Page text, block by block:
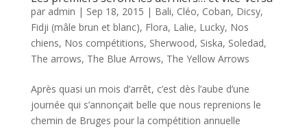
par admin | Sep 18, 2015 | Bali, Cléo, Coban, Dicsy,
Fidji (mâle brun et blanc), Flora, Lalie, Lucky, Nos
chiens, Nos compétitions, Sherwood, Siska, Soledad,
The arrows, The Blue Arrows, The Yellow Arrows
Après quasi un mois d’arrêt, c’est dès l’aube d’une
journée qui s’annonçait belle que nous reprenions le
chemin de Bruges pour la compétition annuelle